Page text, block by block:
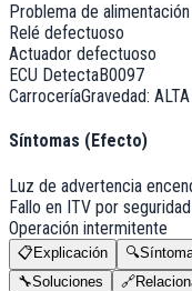
Problema de alimentación
Relé defectuoso
Actuador defectuoso
ECU DetectaB0097
CarroceríaGravedad: ALTA
Síntomas (Efecto)
Luz de advertencia
Fallo en ITV por seguridad
Operación intermitente
📋 Explicación 🔍
🔧Soluciones 🔗